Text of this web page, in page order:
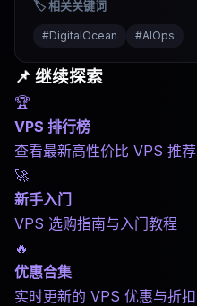
🏷️ 相关关键词
#DigitalOcean #AIOps
📌 继续探索
🏆
VPS 排行榜
查看最新高性价比 VPS 推荐
🚀
新手入门
VPS 选购指南与入门教程
🔥
优惠合集
实时更新的 VPS 优惠与折扣